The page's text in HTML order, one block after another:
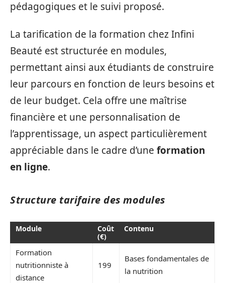
pédagogiques et le suivi proposé.
La tarification de la formation chez Infini
Beauté est structurée en modules,
permettant ainsi aux étudiants de construire
leur parcours en fonction de leurs besoins et
de leur budget. Cela offre une maîtrise
financière et une personnalisation de
l’apprentissage, un aspect particulièrement
appréciable dans le cadre d’une formation
en ligne.
Structure tarifaire des modules
Module
Coût
(€)
Contenu
Formation
nutritionniste à
distance
199
Bases fondamentales de
la nutrition